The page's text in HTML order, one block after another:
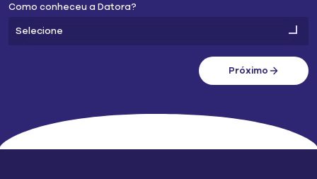
Como conheceu a Datora?
Próximo